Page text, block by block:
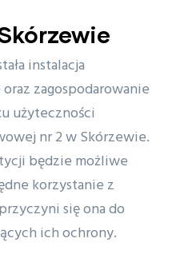
instalacja
zagospodarowanie
użyteczności
nr 2 w Skórzewie.
będzie możliwe
korzystanie z
się ona do
ich ochrony.